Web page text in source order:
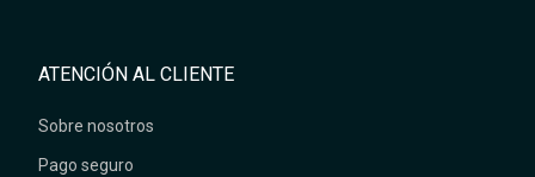
ATENCIÓN AL CLIENTE
Sobre nosotros
Pago seguro